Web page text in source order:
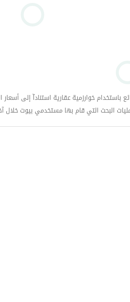
باستخدام خوارزمية عقارية استناداّ إلى أسعار
البحث التي قام بها مستخدمي بيوت خلال آخر 3